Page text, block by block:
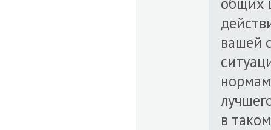
вашей
в